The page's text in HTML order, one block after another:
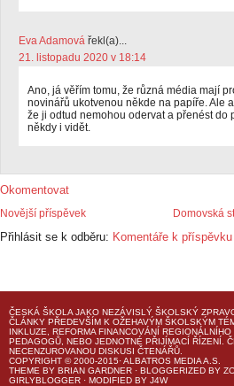
Eva Adamová řekl(a)...
21. listopadu 2020 v 18:14
Ano, já věřím tomu, že různá média mají
novinářů ukotvenou někde na papíře. Ale
že ji odtud nemohou odervat a přenést do
někdy i vidět.
Okomentovat
Novější příspěvek Domovská
Přihlásit se k odběru: Komentáře k
ČESKÁ ŠKOLA JAKO NEZÁVISLÝ ŠKOLSKÝ
ČLÁNKY PŘEDEVŠÍM K OŽEHAVÝM ŠKOLSKÝM
INKLUZE, REFORMA FINANCOVÁNÍ
PEDAGOGŮ, NEBO JEDNOTNÉ PŘIJÍMACÍ ŘÍZENÍ.
NECENZUROVANOU DISKUSI ČTENÁŘŮ.
COPYRIGHT © 2000-2015· ALBATROS MEDIA A.S.
THEME BY BRIAN GARDNER · BLOGGERIZED BY
GIRLYBLOGGER · MODIFIED BY J4W